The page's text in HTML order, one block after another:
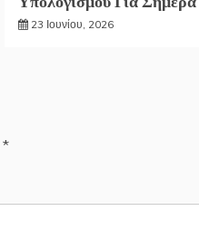
23 Ιουνίου, 2026
*